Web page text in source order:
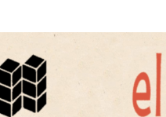
de música